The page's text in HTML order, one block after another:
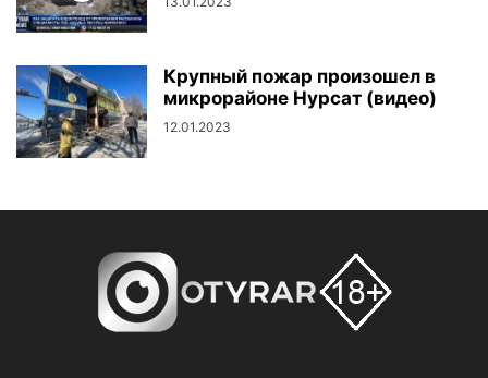
Крупный пожар произошел в
микрорайоне Нурсат (видео)
12.01.2023